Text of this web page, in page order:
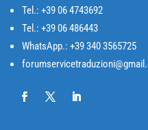
Tel.: +39 06 4743692
Tel.: +39 06 486443
WhatsApp.: +39 340 3565725